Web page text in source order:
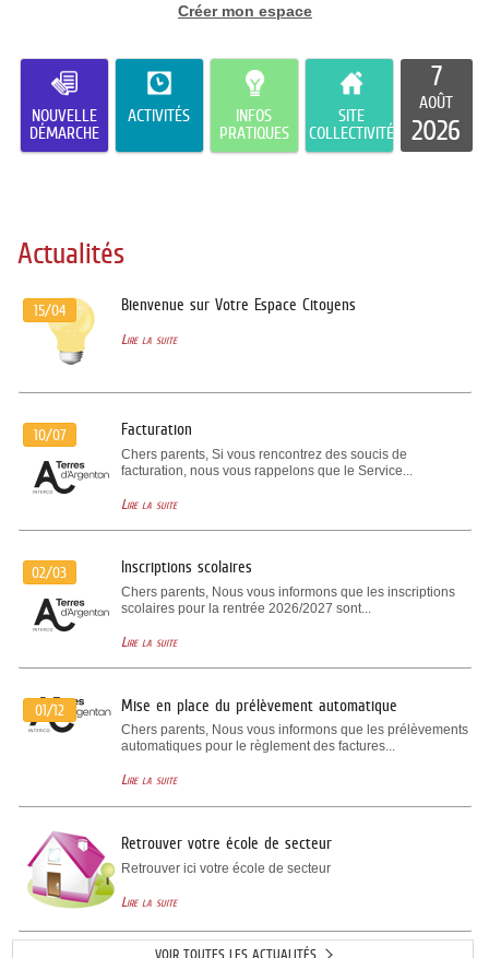
Créer mon espace
NOUVELLE
DÉMARCHE
ACTIVITÉS
INFOS
PRATIQUES
SITE
COLLECTIVITÉ
7
AOÛT
2026
Actualités
15/04 Bienvenue sur Votre Espace Citoyens
Lire la suite
10/07 Facturation
Chers parents, Si vous rencontrez des soucis de
facturation, nous vous rappelons que le Service...
Lire la suite
02/03 Inscriptions scolaires
Chers parents, Nous vous informons que les inscriptions
scolaires pour la rentrée 2026/2027 sont...
Lire la suite
01/12 Mise en place du prélèvement automatique
Chers parents, Nous vous informons que les prélèvements
automatiques pour le règlement des factures...
Lire la suite
Retrouver votre école de secteur
Retrouver ici votre école de secteur
Lire la suite
VOIR TOUTES LES ACTUALITÉS